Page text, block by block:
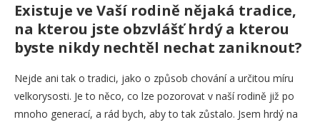
Existuje ve Vaší rodině nějaká tradice,
na kterou jste obzvlášť hrdý a kterou
byste nikdy nechtěl nechat zaniknout?
Nejde ani tak o tradici, jako o způsob chování a určitou míru
velkorysosti. Je to něco, co lze pozorovat v naší rodině již po
mnoho generací, a rád bych, aby to tak zůstalo. Jsem hrdý na